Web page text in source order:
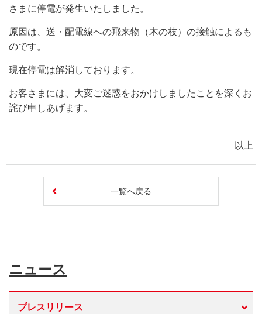
さまに停電が発生いたしました。
原因は、送・配電線への飛来物（木の枝）の接触によるも
のです。
現在停電は解消しております。
お客さまには、大変ご迷惑をおかけしましたことを深くお
詫び申しあげます。
以上
一覧へ戻る
ニュース
プレスリリース